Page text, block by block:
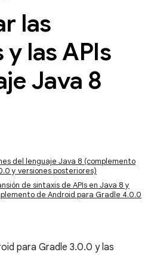
las
las APIs
Java 8
del lenguaje Java 8 (complemento
y versiones posteriores)
de sintaxis de APIs en Java 8 y
de Android para Gradle 4.0.0
para Gradle 3.0.0 y las